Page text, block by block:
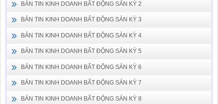
BẢN TIN KINH DOANH BẤT ĐỘNG SẢN KỲ 2
BẢN TIN KINH DOANH BẤT ĐỘNG SẢN KỲ 3
BẢN TIN KINH DOANH BẤT ĐỘNG SẢN KỲ 4
BẢN TIN KINH DOANH BẤT ĐỘNG SẢN KỲ 5
BẢN TIN KINH DOANH BẤT ĐỘNG SẢN KỲ 6
BẢN TIN KINH DOANH BẤT ĐỘNG SẢN KỲ 7
BẢN TIN KINH DOANH BẤT ĐỘNG SẢN KỲ 8